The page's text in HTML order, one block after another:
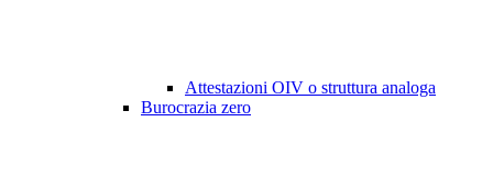
Attestazioni OIV o struttura analoga
Burocrazia zero